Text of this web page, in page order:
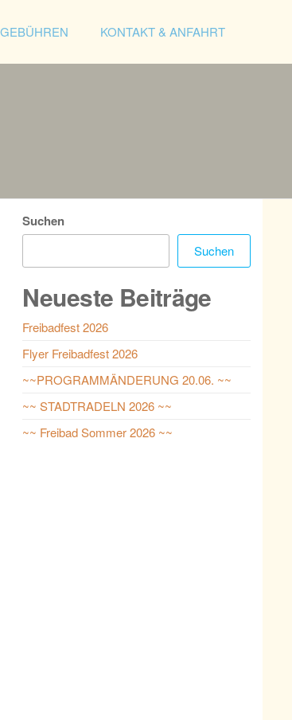
KONTAKT & ANFAHRT
Suchen
Suchen
Neueste Beiträge
Freibadfest 2026
Flyer Freibadfest 2026
~~PROGRAMMÄNDERUNG 20.06. ~~
~~ STADTRADELN 2026 ~~
~~ Freibad Sommer 2026 ~~